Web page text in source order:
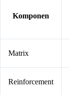
Komponen
Matrix
Reinforcement